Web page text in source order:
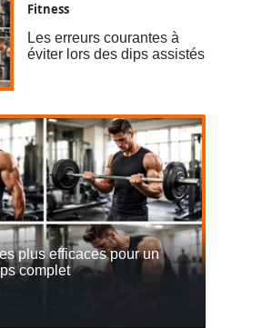
Fitness
Les erreurs courantes à
éviter lors des dips assistés
plus efficaces pour un
complet